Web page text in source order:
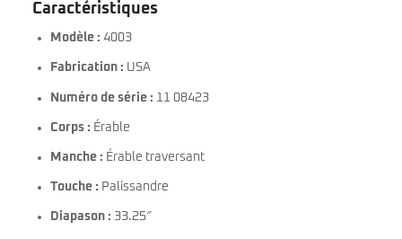
Caractéristiques
Modèle : 4003
Fabrication : USA
Numéro de série : 11 08423
Corps : Érable
Manche : Érable traversant
Touche : Palissandre
Diapason : 33.25″